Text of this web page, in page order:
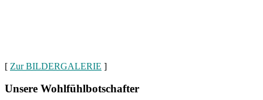
[ Zur BILDERGALERIE ]
Unsere Wohlfühlbotschafter